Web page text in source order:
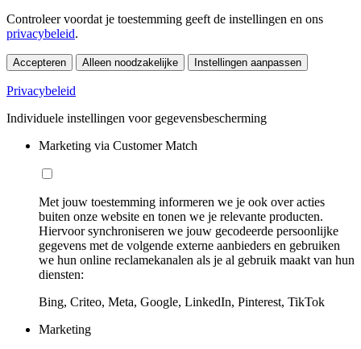
Controleer voordat je toestemming geeft de instellingen en ons
privacybeleid.
Accepteren Alleen noodzakelijke Instellingen aanpassen
Privacybeleid
Individuele instellingen voor gegevensbescherming
Marketing via Customer Match
Met jouw toestemming informeren we je ook over acties
buiten onze website en tonen we je relevante producten.
Hiervoor synchroniseren we jouw gecodeerde persoonlijke
gegevens met de volgende externe aanbieders en gebruiken
we hun online reclamekanalen als je al gebruik maakt van hun
diensten:
Bing, Criteo, Meta, Google, LinkedIn, Pinterest, TikTok
Marketing